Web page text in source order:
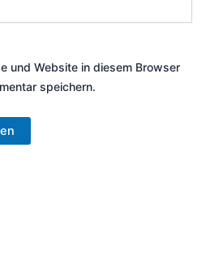
und Website in diesem Browser
speichern.